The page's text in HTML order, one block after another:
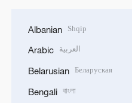
Albanian Shqip
Arabic العربية
Belarusian Беларуская
Bengali বাংলা